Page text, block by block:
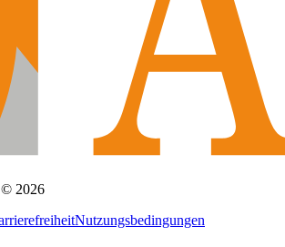
© 2026
Nutzungsbedingungen